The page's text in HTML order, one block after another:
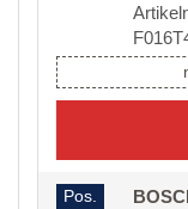
Pos.